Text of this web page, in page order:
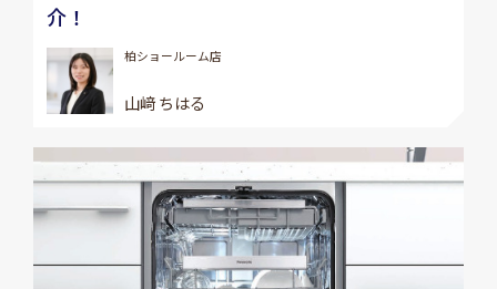
介！
柏ショールーム店
山﨑 ちはる